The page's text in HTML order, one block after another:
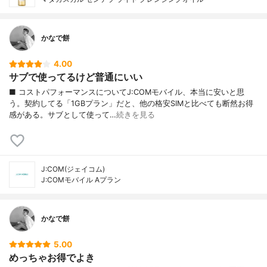
かなで餅
4.00
サブで使ってるけど普通にいい
■ コストパフォーマンスについてJ:COMモバイル、本当に安いと思
う。契約してる「1GBプラン」だと、他の格安SIMと比べても断然お得
感がある。サブとして使って…続きを見る
J:COM(ジェイコム)
J:COMモバイル Aプラン
かなで餅
5.00
めっちゃお得でよき